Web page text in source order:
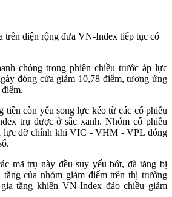
trên diện rộng đưa VN-Index tiếp tục có
chóng trong phiên chiều trước áp lực
đóng cửa giảm 10,78 điểm, tương ứng
tiền còn yếu song lực kéo từ các cổ phiếu
trụ được ở sắc xanh. Nhóm cổ phiếu
lực đỡ chính khi VIC - VHM - VPL đóng
mã trụ này đều suy yếu bớt, đà tăng bị
của nhóm giảm điểm trên thị trường
tăng khiến VN-Index đảo chiều giảm